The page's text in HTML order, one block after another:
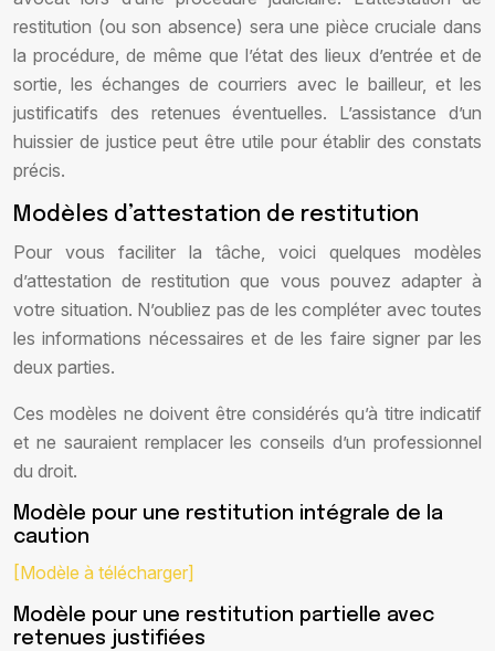
restitution (ou son absence) sera une pièce cruciale dans
la procédure, de même que l’état des lieux d’entrée et de
sortie, les échanges de courriers avec le bailleur, et les
justificatifs des retenues éventuelles. L’assistance d’un
huissier de justice peut être utile pour établir des constats
précis.
Modèles d’attestation de restitution
Pour vous faciliter la tâche, voici quelques modèles
d’attestation de restitution que vous pouvez adapter à
votre situation. N’oubliez pas de les compléter avec toutes
les informations nécessaires et de les faire signer par les
deux parties.
Ces modèles ne doivent être considérés qu’à titre indicatif
et ne sauraient remplacer les conseils d’un professionnel
du droit.
Modèle pour une restitution intégrale de la
caution
[Modèle à télécharger]
Modèle pour une restitution partielle avec
retenues justifiées